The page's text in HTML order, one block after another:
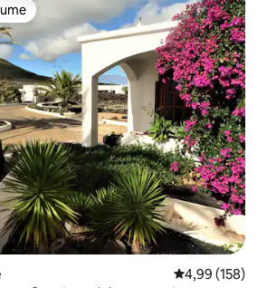
на гостите
Средна
4,99 (158)